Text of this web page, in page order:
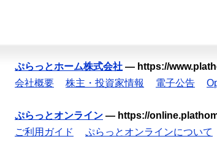
ぷらっとホーム株式会社 — https://
会社概要
株主・投資家情報 電子公告
ぷらっとオンライン — https://
ご利用ガイド
ぷらっとオンラインについて